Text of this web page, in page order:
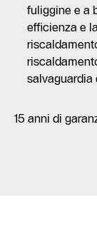
fuliggine e a
efficienza e
salvaguardia
15 anni di